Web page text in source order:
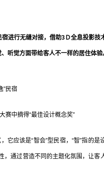
进行无缝对接，借助3Ｄ全息投影技
听觉方面带给客人不一样的居住体验
”民宿
中摘得“最佳设计概念奖”
应该是“智会”型民宿，“智”指的是
，通过营造不同的主题化氛围，让客